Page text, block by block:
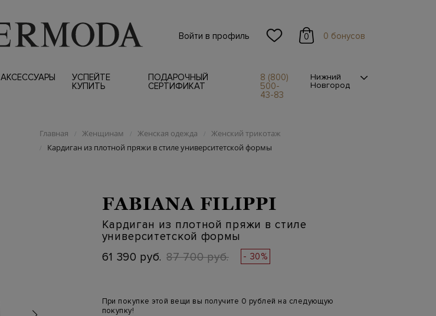
Войти в профиль 0 0 бонусов
АКСЕССУАРЫ
УСПЕЙТЕ
КУПИТЬ
ПОДАРОЧНЫЙ
СЕРТИФИКАТ
8 (800)
500-
43-83
Нижний
Новгород
Главная / Женщинам / Женская одежда / Женский трикотаж
/ Кардиган из плотной пряжи в стиле университетской формы
FABIANA FILIPPI
Кардиган из плотной пряжи в стиле
университетской формы
61 390 руб. 87 700 руб. - 30%
При покупке этой вещи вы получите 0 рублей на следующую
покупку!